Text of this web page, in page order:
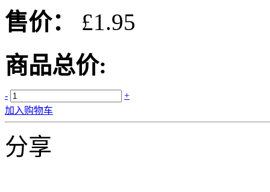
售价：
£1.95
商品总价:
-
+
加入购物车
分享